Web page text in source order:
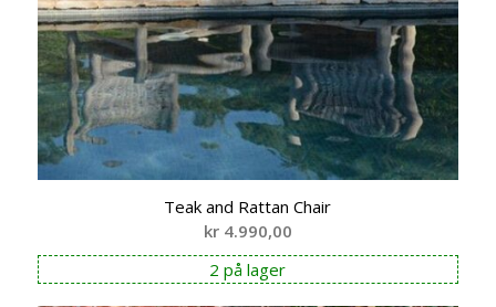
Teak and Rattan Chair
kr4.990,00
2 på lager